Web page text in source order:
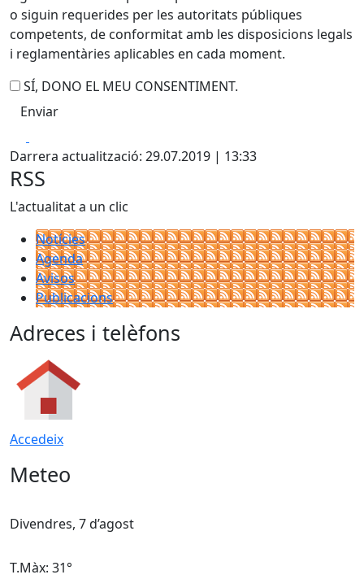
o siguin requerides per les autoritats públiques
competents, de conformitat amb les disposicions legals
i reglamentàries aplicables en cada moment.
SÍ, DONO EL MEU CONSENTIMENT.
Darrera actualització: 29.07.2019 | 13:33
RSS
L'actualitat a un clic
Notícies
Agenda
Avisos
Publicacions
Adreces i telèfons
Accedeix
Meteo
Divendres, 7 d’agost
T.Màx: 31°